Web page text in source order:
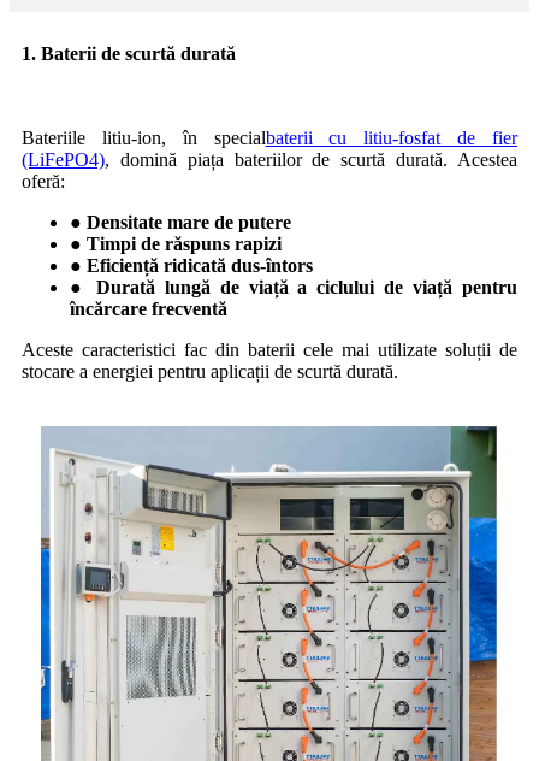
1. Baterii de scurtă durată
Bateriile litiu-ion, în specialbaterii cu litiu-fosfat de fier
(LiFePO4), domină piața bateriilor de scurtă durată. Acestea
oferă:
● Densitate mare de putere
● Timpi de răspuns rapizi
● Eficiență ridicată dus-întors
● Durată lungă de viață a ciclului de viață pentru
încărcare frecventă
Aceste caracteristici fac din baterii cele mai utilizate soluții de
stocare a energiei pentru aplicații de scurtă durată.